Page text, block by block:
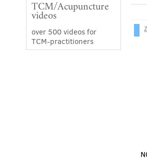
TCM/Acupuncture
videos
over 500 videos for
TCM-practitioners